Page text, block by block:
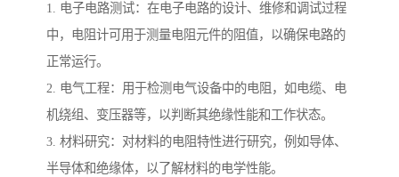
1. 电子电路测试：在电子电路的设计、维修和调试过程
中，电阻计可用于测量电阻元件的阻值，以确保电路的
正常运行。
2. 电气工程：用于检测电气设备中的电阻，如电缆、电
机绕组、变压器等，以判断其绝缘性能和工作状态。
3. 材料研究：对材料的电阻特性进行研究，例如导体、
半导体和绝缘体，以了解材料的电学性能。